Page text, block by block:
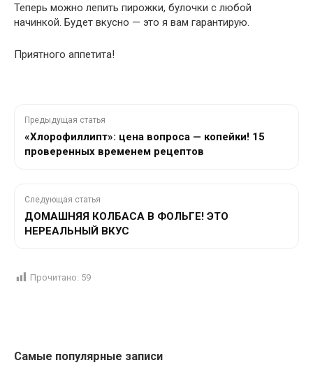
Теперь можно лепить пирожки, булочки с любой
начинкой. Будет вкусно — это я вам гарантирую.
Приятного аппетита!
Предыдущая статья
«Хлорофиллипт»: цена вопроса — копейки! 15
проверенных временем рецептов
Следующая статья
ДОМАШНЯЯ КОЛБАСА В ФОЛЬГЕ! ЭТО
НЕРЕАЛЬНЫЙ ВКУС
Прочитано: 59
Самые популярные записи